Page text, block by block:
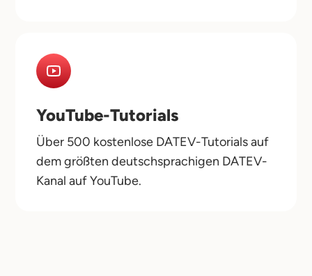
YouTube-Tutorials
Über 500 kostenlose DATEV-Tutorials auf
dem größten deutschsprachigen DATEV-
Kanal auf YouTube.